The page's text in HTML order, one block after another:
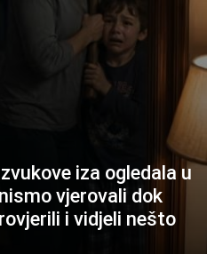
iza ogledala u
vjerovali dok
i vidjeli nešto